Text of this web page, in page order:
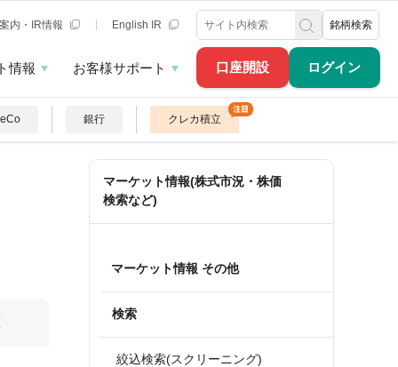
口座開設 ログイン
内・IR情報 English IR 銘柄検索
情報 お客様サポート
銀行 クレカ積立
マーケット情報(株式市況・株価
検索など)
マーケット情報 その他
検索
絞込検索(スクリーニング)